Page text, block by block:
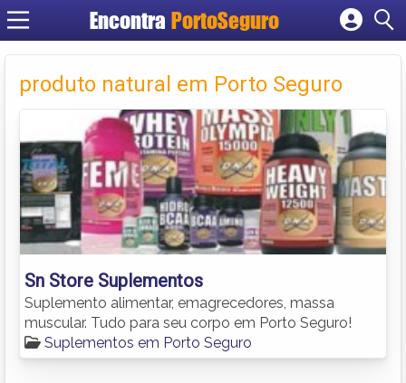
Encontra PortoSeguro
Cadastrar empresa
Criar conta
produto natural em Porto Seguro
Sn Store Suplementos
Suplemento alimentar, emagrecedores, massa
muscular. Tudo para seu corpo em Porto Seguro!
Suplementos em Porto Seguro